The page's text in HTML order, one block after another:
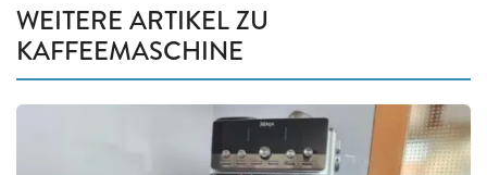
WEITERE ARTIKEL ZU
KAFFEEMASCHINE